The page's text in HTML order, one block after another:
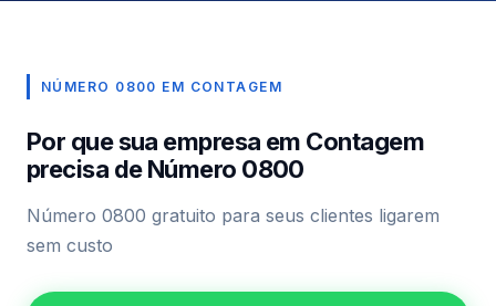
NÚMERO 0800 EM CONTAGEM
Por que sua empresa em Contagem
precisa de Número 0800
Número 0800 gratuito para seus clientes ligarem
sem custo